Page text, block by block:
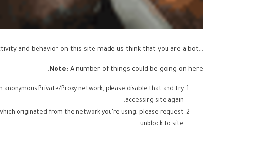
...but your activity and behavior on this site made us think that you are a bot.
Note: A number of things could be going on here.
Private/Proxy network, please disable that and try
accessing site again.
originated from the network you're using, please request
unblock to site.